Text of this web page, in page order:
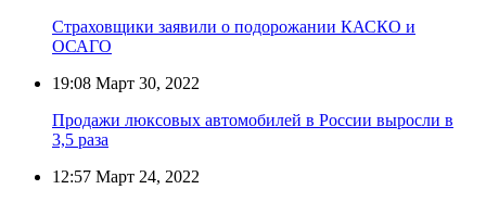
Страховщики заявили о подорожании КАСКО и
ОСАГО
19:08 Март 30, 2022
Продажи люксовых автомобилей в России выросли в
3,5 раза
12:57 Март 24, 2022